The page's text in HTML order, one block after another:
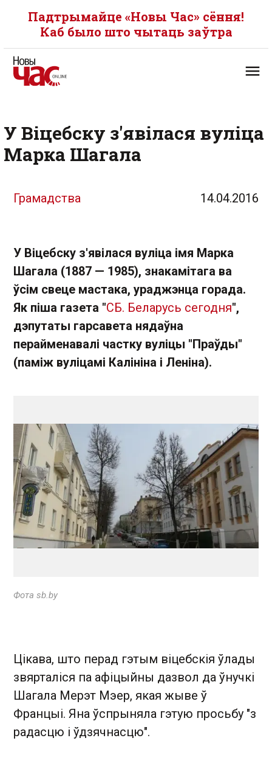
Падтрымайце «Новы Час» сёння!
Каб было што чытаць заўтра
У Віцебску з'явілася вуліца
Марка Шагала
Грамадства 14.04.2016
У Віцебску з'явілася вуліца імя Марка
Шагала (1887 — 1985), знакамітага ва
ўсім свеце мастака, ураджэнца горада.
Як піша газета "СБ. Беларусь сегодня",
дэпутаты гарсавета нядаўна
перайменавалі частку вуліцы "Праўды"
(паміж вуліцамі Калініна і Леніна).
Фота sb.by
Цікава, што перад гэтым віцебскія ўлады
звярталіся па афіцыйны дазвол да ўнучкі
Шагала Мерэт Мэер, якая жыве ў
Францыі. Яна ўспрыняла гэтую просьбу "з
радасцю і ўдзячнасцю".